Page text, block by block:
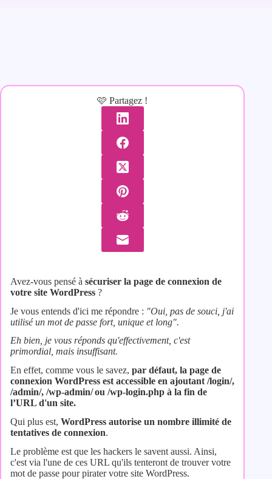
🩷 Partagez !
Avez-vous pensé à sécuriser la page de connexion de
votre site WordPress ?
Je vous entends d'ici me répondre : "Oui, pas de souci, j'ai
utilisé un mot de passe fort, unique et long".
Eh bien, je vous réponds qu'effectivement, c'est
primordial, mais insuffisant.
En effet, comme vous le savez, par défaut, la page de
connexion WordPress est accessible en ajoutant /login/,
/admin/, /wp-admin/ ou /wp-login.php à la fin de
l’URL d'un site.
Qui plus est, WordPress autorise un nombre illimité de
tentatives de connexion.
Le problème est que les hackers le savent aussi. Ainsi,
c'est via l'une de ces URL qu'ils tenteront de trouver votre
mot de passe pour pirater votre site WordPress.